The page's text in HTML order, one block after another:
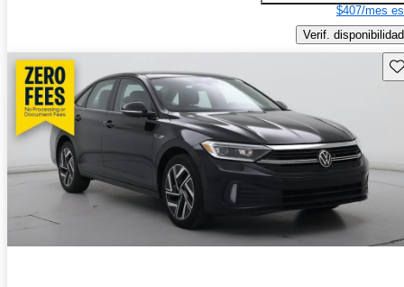
$407/mes
Verif. disponibilidad